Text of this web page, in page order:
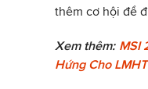
thêm cơ hội để
Xem thêm: MSI
Hứng Cho